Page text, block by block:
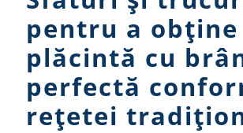
pentru a obține
plăcintă cu
perfectă
rețetei